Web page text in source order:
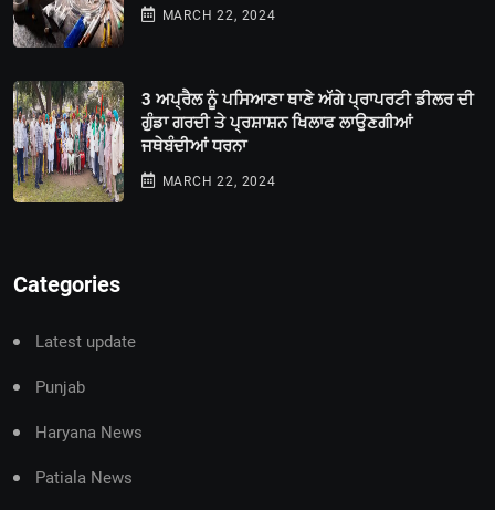
MARCH 22, 2024
3 ਅਪ੍ਰੈਲ ਨੂੰ ਪਸਿਆਣਾ ਥਾਣੇ ਅੱਗੇ ਪ੍ਰਾਪਰਟੀ ਡੀਲਰ ਦੀ
ਗੁੰਡਾ ਗਰਦੀ ਤੇ ਪ੍ਰਸ਼ਾਸ਼ਨ ਖਿਲਾਫ ਲਾਉਣਗੀਆਂ
ਜਥੇਬੰਦੀਆਂ ਧਰਨਾ
MARCH 22, 2024
Categories
Latest update
Punjab
Haryana News
Patiala News